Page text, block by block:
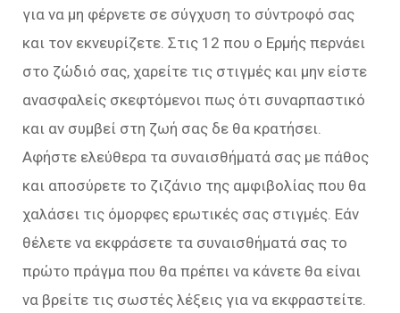
για να μη φέρνετε σε σύγχυση το σύντροφό σας
και τον εκνευρίζετε. Στις 12 που ο Ερμής περνάει
στο ζώδιό σας, χαρείτε τις στιγμές και μην είστε
ανασφαλείς σκεφτόμενοι πως ότι συναρπαστικό
και αν συμβεί στη ζωή σας δε θα κρατήσει.
Αφήστε ελεύθερα τα συναισθήματά σας με πάθος
και αποσύρετε το ζιζάνιο της αμφιβολίας που θα
χαλάσει τις όμορφες ερωτικές σας στιγμές. Εάν
θέλετε να εκφράσετε τα συναισθήματά σας το
πρώτο πράγμα που θα πρέπει να κάνετε θα είναι
να βρείτε τις σωστές λέξεις για να εκφραστείτε.